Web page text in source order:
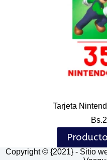
Tarjeta
Bs.
Copyright © {2021} - Sitio